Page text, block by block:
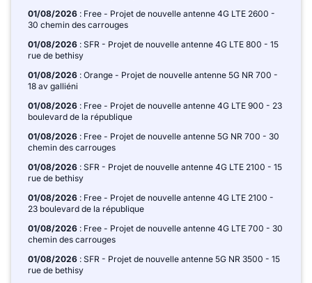
01/08/2026 : Free - Projet de nouvelle antenne 4G LTE 2600 -
30 chemin des carrouges
01/08/2026 : SFR - Projet de nouvelle antenne 4G LTE 800 - 15
rue de bethisy
01/08/2026 : Orange - Projet de nouvelle antenne 5G NR 700 -
18 av galliéni
01/08/2026 : Free - Projet de nouvelle antenne 4G LTE 900 - 23
boulevard de la république
01/08/2026 : Free - Projet de nouvelle antenne 5G NR 700 - 30
chemin des carrouges
01/08/2026 : SFR - Projet de nouvelle antenne 4G LTE 2100 - 15
rue de bethisy
01/08/2026 : Free - Projet de nouvelle antenne 4G LTE 2100 -
23 boulevard de la république
01/08/2026 : Free - Projet de nouvelle antenne 4G LTE 700 - 30
chemin des carrouges
01/08/2026 : SFR - Projet de nouvelle antenne 5G NR 3500 - 15
rue de bethisy